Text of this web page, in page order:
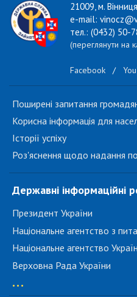
21009, м.
e-mail:
тел.: (0432) 50-
(переглянути на
Facebook /
Поширені запитання
Корисна інформація для
Історії успіху
Роз'яснення щодо надання
Державні інформаційні
Президент України
Національне агентство з
Національне агентство
Верховна Рада України
...